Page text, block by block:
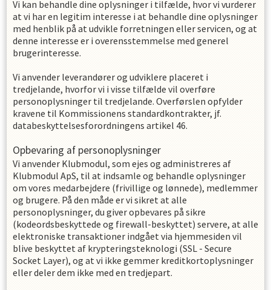
Vi kan behandle dine oplysninger i tilfælde, hvor vi vurderer
at vi har en legitim interesse i at behandle dine oplysninger
med henblik på at udvikle forretningen eller servicen, og at
denne interesse er i overensstemmelse med generel
brugerinteresse.
Vi anvender leverandører og udviklere placeret i
tredjelande, hvorfor vi i visse tilfælde vil overføre
personoplysninger til tredjelande. Overførslen opfylder
kravene til Kommissionens standardkontrakter, jf.
databeskyttelsesforordningens artikel 46.
Opbevaring af personoplysninger
Vi anvender Klubmodul, som ejes og administreres af
Klubmodul ApS, til at indsamle og behandle oplysninger
om vores medarbejdere (frivillige og lønnede), medlemmer
og brugere. På den måde er vi sikret at alle
personoplysninger, du giver opbevares på sikre
(kodeordsbeskyttede og firewall-beskyttet) servere, at alle
elektroniske transaktioner indgået via hjemmesiden vil
blive beskyttet af krypteringsteknologi (SSL - Secure
Socket Layer), og at vi ikke gemmer kreditkortoplysninger
eller deler dem ikke med en tredjepart.